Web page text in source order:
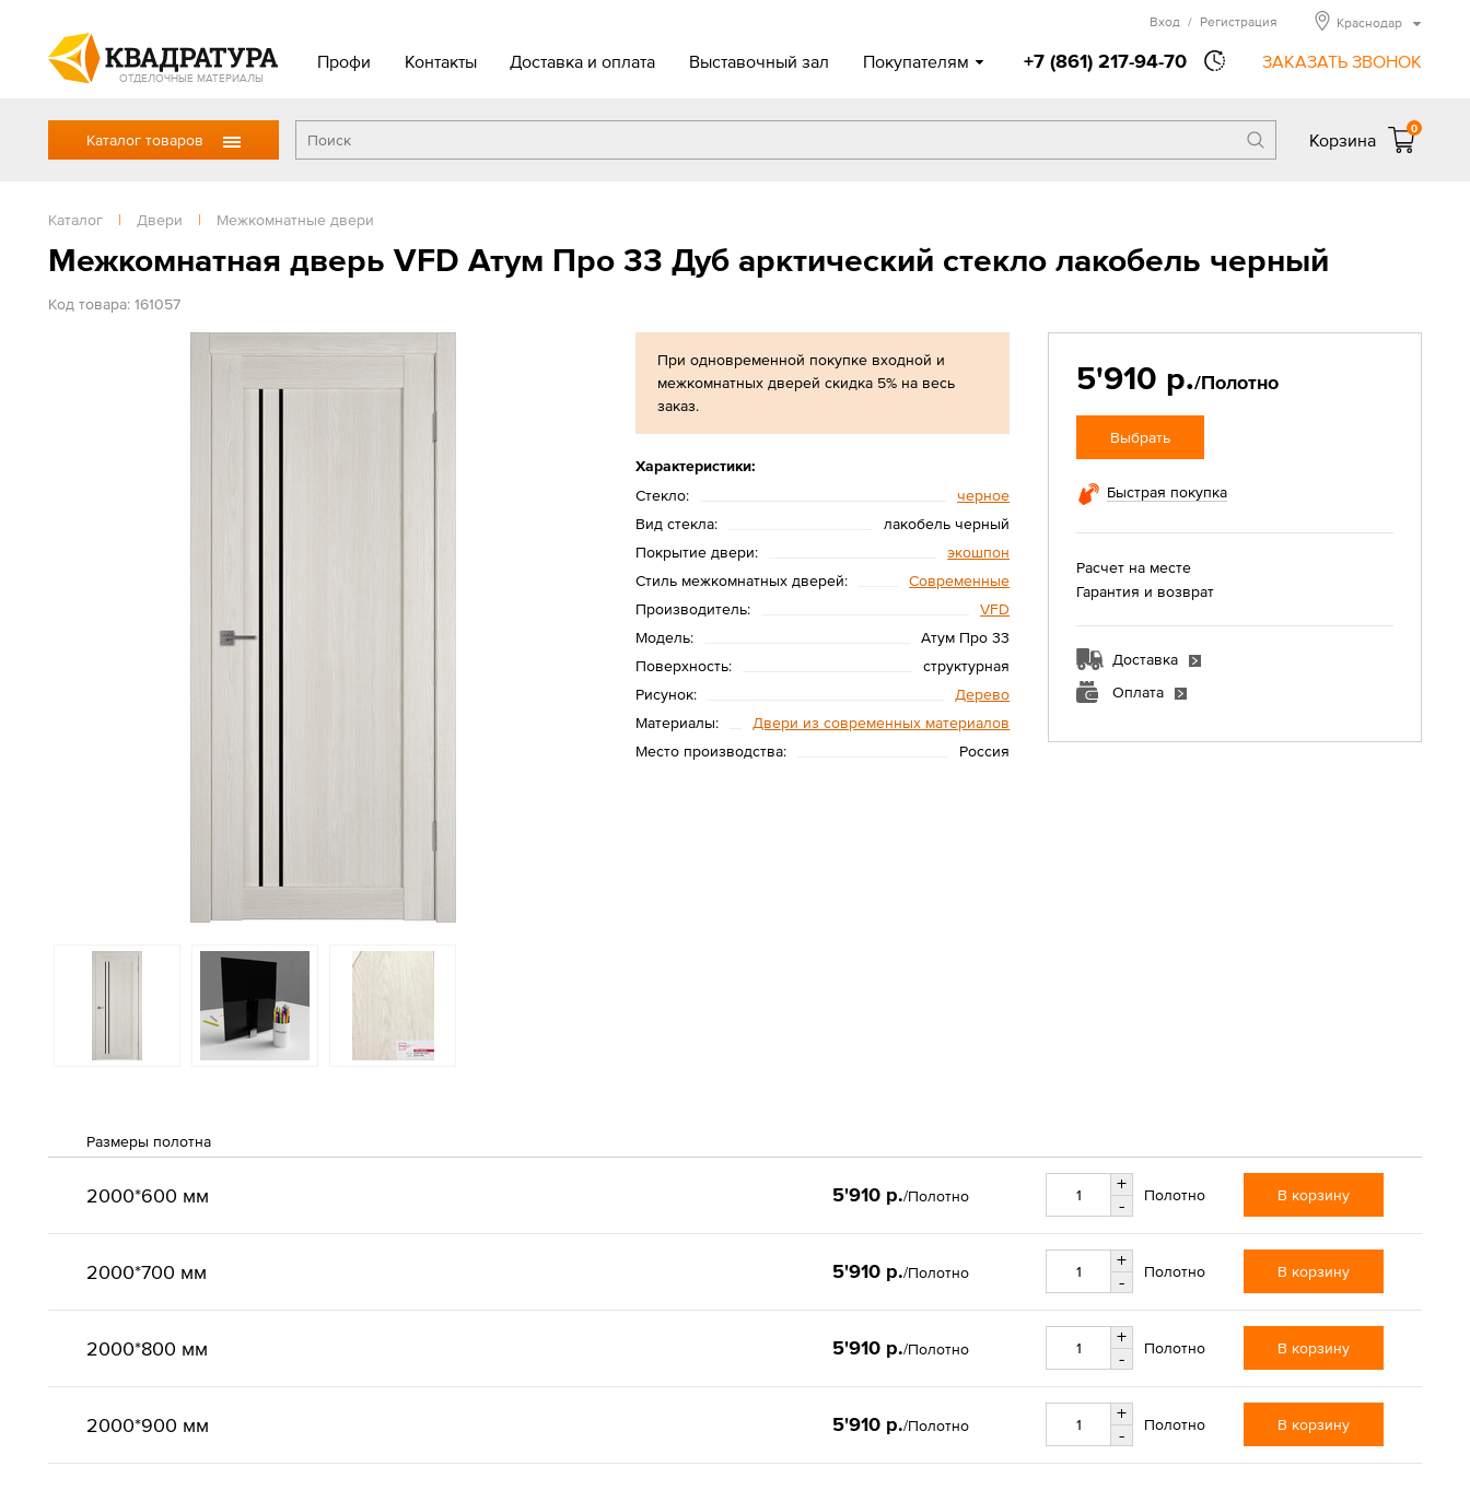
ОТДЕЛОЧНЫЕ МАТЕРИАЛЫ
Профи Контакты Доставка и оплата Выставочный зал Покупателям +7 (861) 217-94-70 ЗАКАЗАТЬ ЗВОНОК
Вход / Регистрация Краснодар
Каталог товаров Корзина
0
Каталог | Двери | Межкомнатные двери
Межкомнатная дверь VFD Атум Про 33 Дуб арктический стекло лакобель черный
Код товара: 161057
При одновременной покупке входной и
межкомнатных дверей скидка 5% на весь
заказ.
Характеристики:
Стекло:
черное
Вид стекла:
лакобель черный
Покрытие двери:
экошпон
Стиль межкомнатных дверей:
Современные
Производитель:
VFD
Модель:
Атум Про 33
Поверхность:
структурная
Рисунок:
Дерево
Материалы:
Двери из современных материалов
Место производства:
Россия
5'910 р./Полотно
Выбрать
Быстрая покупка
Расчет на месте
Гарантия и возврат
Доставка
Оплата
Размеры полотна
2000*600 мм 5'910 р./Полотно
+
-
Полотно В корзину
2000*700 мм 5'910 р./Полотно
+
-
Полотно В корзину
2000*800 мм 5'910 р./Полотно
+
-
Полотно В корзину
2000*900 мм 5'910 р./Полотно
+
-
Полотно В корзину